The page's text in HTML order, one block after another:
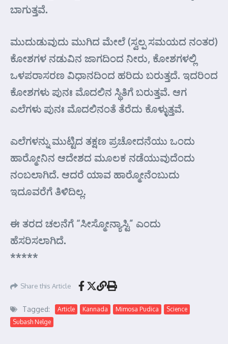
ಬಾಗುತ್ತವೆ.
ಮುದುಡುವುದು ಮುಗಿದ ಮೇಲೆ (ಸ್ವಲ್ಪ ಸಮಯದ ನಂತರ)
ಕೋಶಗಳ ನಡುವಿನ ಜಾಗದಿಂದ ನೀರು, ಕೋಶಗಳಲ್ಲಿ
ಒಳಪರಾಸರಣ ವಿಧಾನದಿಂದ ಹರಿದು ಬರುತ್ತದೆ. ಇದರಿಂದ
ಕೋಶಗಳು ಪುನಃ ಮೊದಲಿನ ಸ್ಥಿತಿಗೆ ಬರುತ್ತವೆ. ಆಗ
ಎಲೆಗಳು ಪುನಃ ಮೊದಲಿನಂತೆ ತೆರೆದು ಕೊಳ್ಳುತ್ತವೆ.
ಎಲೆಗಳನ್ನು ಮುಟ್ಟಿದ ತಕ್ಷಣ ಪ್ರಚೋದನೆಯು ಒಂದು
ಹಾರ್‍ಮೋನಿನ ಆದೇಶದ ಮೂಲಕ ನಡೆಯುವುದೆಂದು
ನಂಬಲಾಗಿದೆ. ಆದರೆ ಯಾವ ಹಾರ್‍ಮೋನೆಂಬುದು
ಇದೂವರೆಗೆ ತಿಳಿದಿಲ್ಲ.
ಈ ತರದ ಚಲನೆಗೆ “ಸೀಸ್ಮೋನ್ಯಾಸ್ಟಿ” ಎಂದು
ಹೆಸರಿಸಲಾಗಿದೆ.
*****
Share this Article
Tagged: Article Kannada Mimosa Pudica
Science
Subash Nelge